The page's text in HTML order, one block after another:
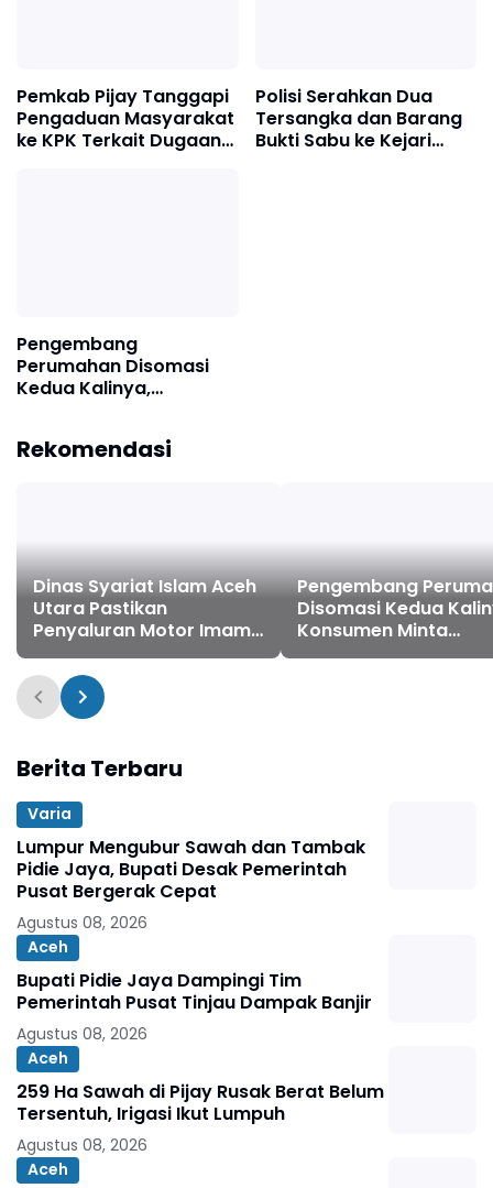
Pemkab Pijay Tanggapi
Pengaduan Masyarakat
ke KPK Terkait Dugaan
Polisi Serahkan Dua
Tersangka dan Barang
Bukti Sabu ke Kejari
Pengembang
Perumahan Disomasi
Kedua Kalinya,
Rp186 Juta
Rekomendasi
Dinas Syariat Islam Aceh
Utara Pastikan
Penyaluran Motor Imam
Gampong Bebas
Pungutan
Pengembang
Disomasi Kedua
Konsumen Minta
Pengembalian Dana
Berita Terbaru
Varia
Lumpur Mengubur Sawah dan Tambak
Pidie Jaya, Bupati Desak Pemerintah
Pusat Bergerak Cepat
Agustus 08, 2026
Aceh
Bupati Pidie Jaya Dampingi Tim
Pemerintah Pusat Tinjau Dampak Banjir
Agustus 08, 2026
Aceh
259 Ha Sawah di Pijay Rusak Berat Belum
Tersentuh, Irigasi Ikut Lumpuh
Agustus 08, 2026
Aceh